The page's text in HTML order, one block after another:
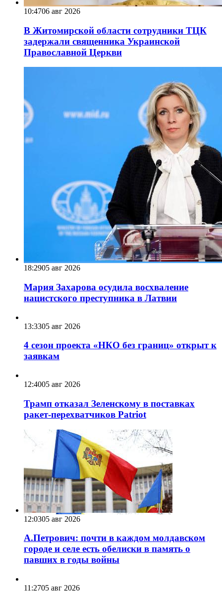
10:4706 авг 2026
В Житомирской области сотрудники ТЦК
задержали священника Украинской
Православной Церкви
18:2905 авг 2026
Мария Захарова осудила восхваление
нацистского преступника в Латвии
13:3305 авг 2026
4 сезон проекта «НКО без границ» открыт к
заявкам
12:4005 авг 2026
Трамп отказал Зеленскому в поставках
ракет-перехватчиков Patriot
12:0305 авг 2026
А.Петрович: почти в каждом молдавском
городе и селе есть обелиски в память о
павших в годы войны
11:2705 авг 2026